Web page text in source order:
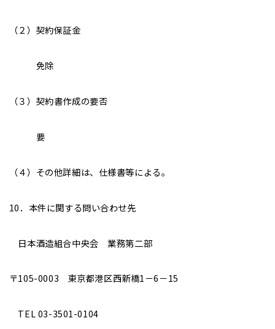
（２）契約保証金
免除
（３）契約書作成の要否
要
（４）その他詳細は、仕様書等による。
10．本件に関する問い合わせ先
日本酒造組合中央会 業務第二部
〒105-0003 東京都港区西新橋1－6－15
TEL 03-3501-0104